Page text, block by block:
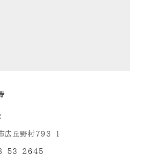
広丘野村793-1
53-2645